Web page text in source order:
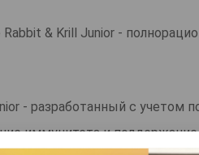
Rabbit & Krill Junior -
- разработанный с учетом
иммунитета и